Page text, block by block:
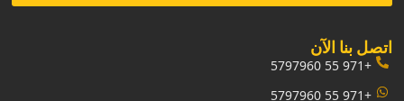
‏اتصل بنا الآن‏
+971 55 5797960
+971 55 5797960